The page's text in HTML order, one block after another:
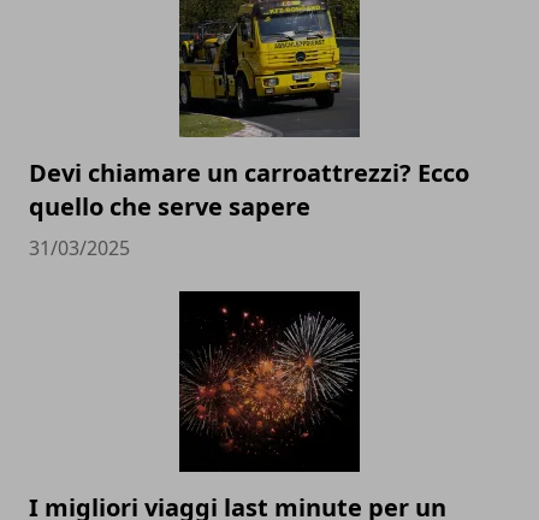
Devi chiamare un carroattrezzi? Ecco
quello che serve sapere
31/03/2025
I migliori viaggi last minute per un